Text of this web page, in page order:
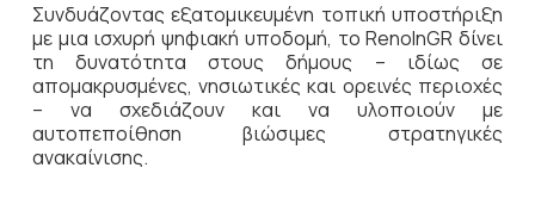
Συνδυάζοντας εξατομικευμένη τοπική υποστήριξη
με μια ισχυρή ψηφιακή υποδομή, το RenoInGR δίνει
τη δυνατότητα στους δήμους – ιδίως σε
απομακρυσμένες, νησιωτικές και ορεινές περιοχές
– να σχεδιάζουν και να υλοποιούν με
αυτοπεποίθηση βιώσιμες στρατηγικές
ανακαίνισης.